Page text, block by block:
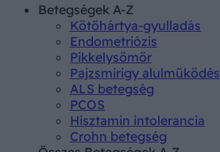
Betegségek A-Z
Kötőhártya-gyulladás
Endometriózis
Pikkelysömör
Pajzsmirigy alulműködés
ALS betegség
PCOS
Hisztamin intolerancia
Crohn betegség